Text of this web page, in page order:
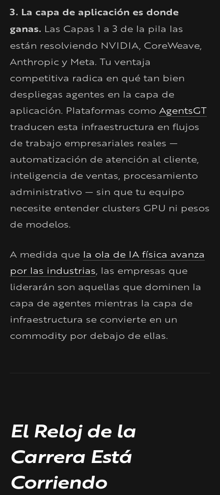
3. La capa de aplicación es donde
ganas. Las Capas 1 a 3 de la pila las
están resolviendo NVIDIA, CoreWeave,
Anthropic y Meta. Tu ventaja
competitiva radica en qué tan bien
despliegas agentes en la capa de
aplicación. Plataformas como AgentsGT
traducen esta infraestructura en flujos
de trabajo empresariales reales —
automatización de atención al cliente,
inteligencia de ventas, procesamiento
administrativo — sin que tu equipo
necesite entender clusters GPU ni pesos
de modelos.
A medida que la ola de IA física avanza
por las industrias, las empresas que
liderarán son aquellas que dominen la
capa de agentes mientras la capa de
infraestructura se convierte en un
commodity por debajo de ellas.
El Reloj de la
Carrera Está
Corriendo